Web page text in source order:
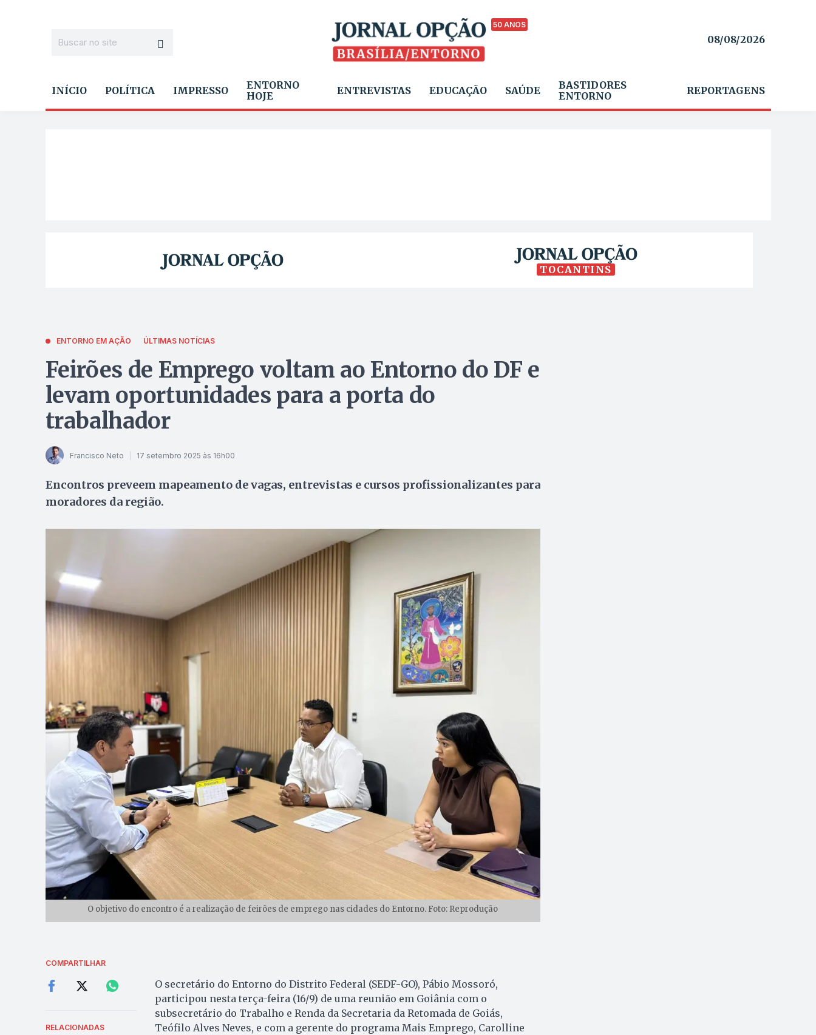
50 ANOS
08/08/2026
INÍCIO POLÍTICA IMPRESSO
ENTORNO
HOJE
ENTREVISTAS EDUCAÇÃO SAÚDE
BASTIDORES
ENTORNO
REPORTAGENS
TOCANTINS
ENTORNO EM AÇÃO ÚLTIMAS NOTÍCIAS
Feirões de Emprego voltam ao Entorno do DF e
levam oportunidades para a porta do
trabalhador
Francisco Neto 17 setembro 2025 às 16h00
Encontros preveem mapeamento de vagas, entrevistas e cursos profissionalizantes para
moradores da região.
O objetivo do encontro é a realização de feirões de emprego nas cidades do Entorno. Foto: Reprodução
COMPARTILHAR
RELACIONADAS
O secretário do Entorno do Distrito Federal (SEDF-GO), Pábio Mossoró,
participou nesta terça-feira (16/9) de uma reunião em Goiânia com o
subsecretário do Trabalho e Renda da Secretaria da Retomada de Goiás,
Teófilo Alves Neves, e com a gerente do programa Mais Emprego, Carolline